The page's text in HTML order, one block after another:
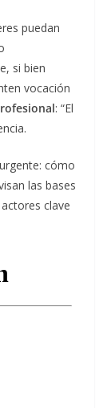
puedan
si bien
vocación
: “El
cómo
las bases
clave